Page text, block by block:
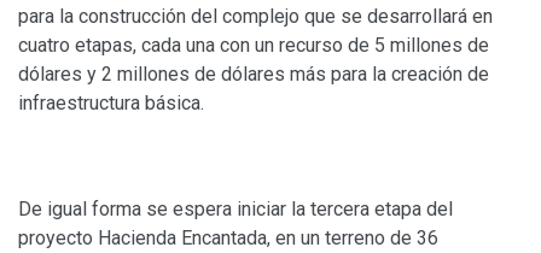
para la construcción del complejo que se desarrollará en
cuatro etapas, cada una con un recurso de 5 millones de
dólares y 2 millones de dólares más para la creación de
infraestructura básica.
De igual forma se espera iniciar la tercera etapa del
proyecto Hacienda Encantada, en un terreno de 36